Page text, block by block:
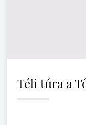
Téli túra a